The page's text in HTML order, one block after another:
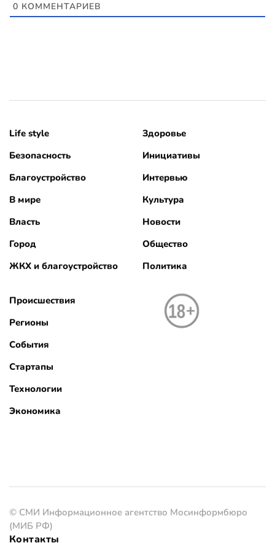
0 КОММЕНТАРИЕВ
Life style
Безопасность
Благоустройство
В мире
Власть
Город
ЖКХ и благоустройство
Здоровье
Инициативы
Интервью
Культура
Новости
Общество
Политика
Происшествия
Регионы
События
Стартапы
Технологии
Экономика
© СМИ Информационное агентство Мосинформбюро
(МИБ РФ)
Контакты